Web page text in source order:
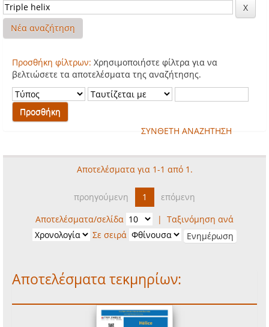
Νέα αναζήτηση
Προσθήκη φίλτρων: Χρησιμοποιήστε φίλτρα για να
βελτιώσετε τα αποτελέσματα της αναζήτησης.
ΣΥΝΘΕΤΗ ΑΝΑΖΗΤΗΣΗ
Αποτελέσματα για 1-1 από 1.
προηγούμενη 1
επόμενη
Αποτελέσματα/σελίδα
| Ταξινόμηση ανά
Σε σειρά
Αποτελέσματα τεκμηρίων: